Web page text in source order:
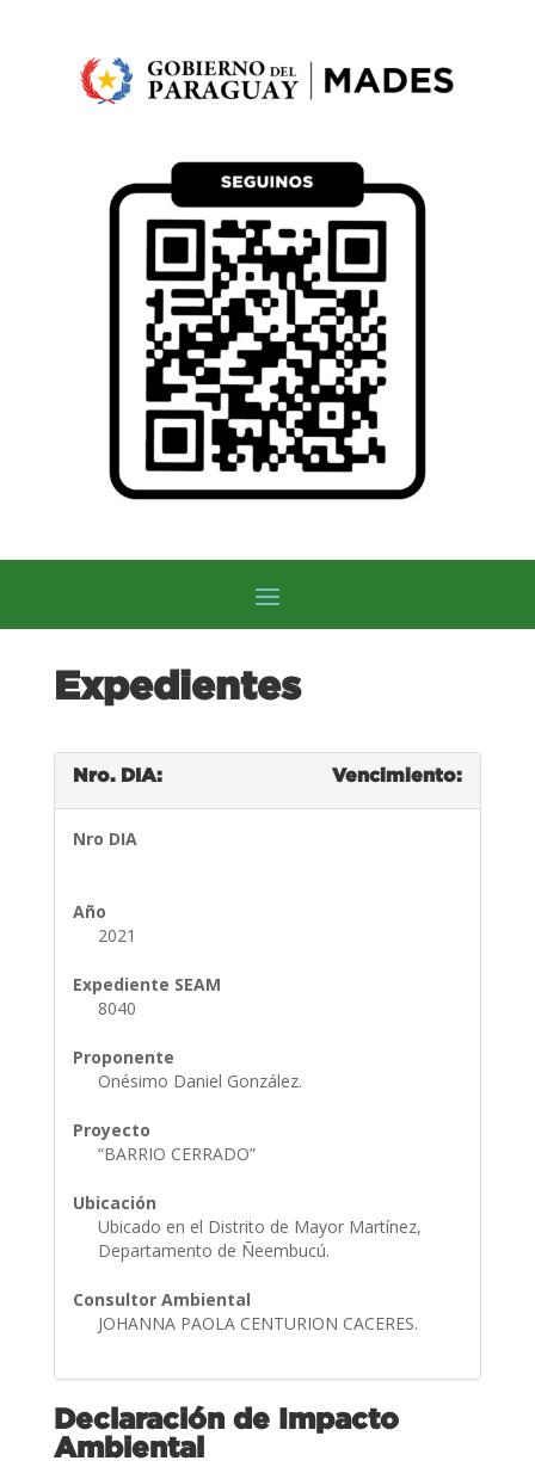
Expedientes
Nro. DIA: Vencimiento:
Nro DIA
Año
2021
Expediente SEAM
8040
Proponente
Onésimo Daniel González.
Proyecto
“BARRIO CERRADO”
Ubicación
Ubicado en el Distrito de Mayor Martínez,
Departamento de Ñeembucú.
Consultor Ambiental
JOHANNA PAOLA CENTURION CACERES.
Declaración de Impacto
Ambiental